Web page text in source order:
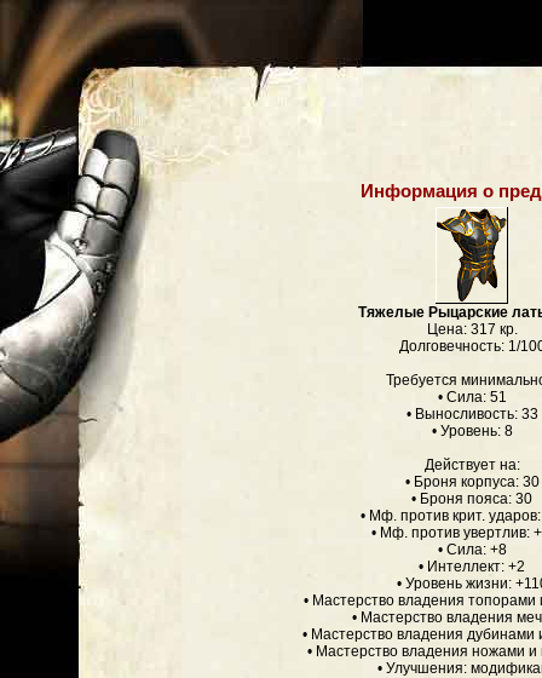
Информация о
Тяжелые Рыцарские
Цена: 317 кр.
Долговечность: 1/
Требуется
• Сила: 51
• Выносливость: 33
• Уровень: 8
Действует на:
• Броня корпуса: 30
• Броня пояса: 30
• Мф. против крит.
• Мф. против увертлив:
• Сила: +8
• Интеллект: +2
• Уровень жизни:
• Мастерство владения топорами
• Мастерство владения
• Мастерство владения дубинами
• Мастерство владения ножами и
• Улучшения: